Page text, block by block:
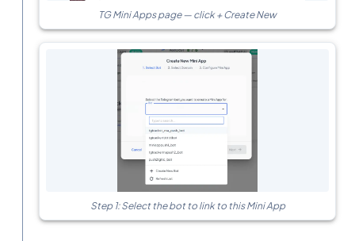
TG Mini Apps page — click + Create New
Step 1: Select the bot to link to this Mini App